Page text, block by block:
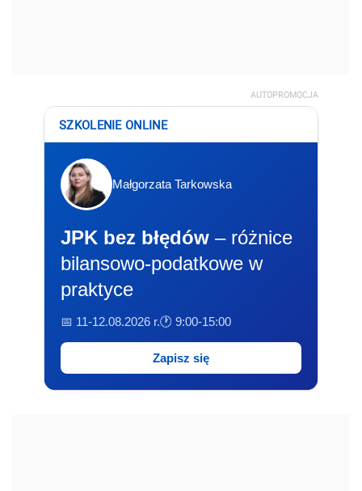
AUTOPROMOCJA
SZKOLENIE ONLINE
Małgorzata Tarkowska
JPK bez błędów – różnice
bilansowo-podatkowe w
praktyce
📅 11-12.08.2026 r.🕐 9:00-15:00
Zapisz się